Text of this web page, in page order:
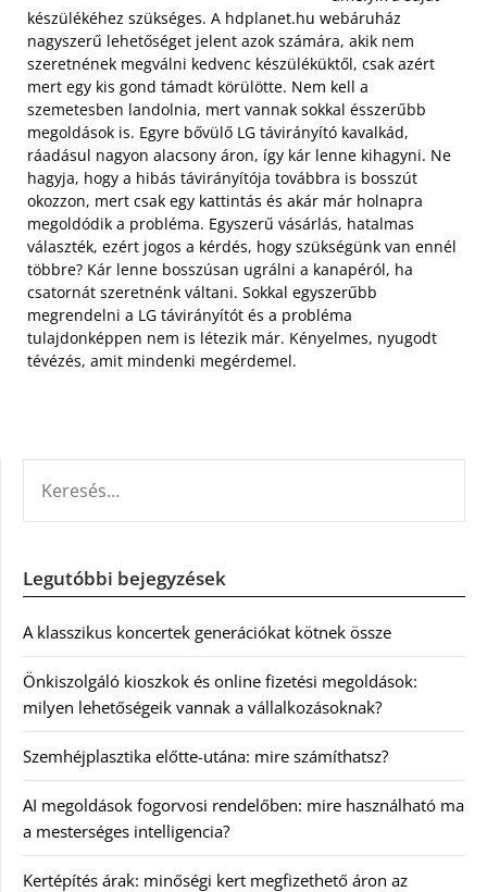
készülékéhez szükséges. A hdplanet.hu webáruház
nagyszerű lehetőséget jelent azok számára, akik nem
szeretnének megválni kedvenc készüléküktől, csak azért
mert egy kis gond támadt körülötte. Nem kell a
szemetesben landolnia, mert vannak sokkal ésszerűbb
megoldások is. Egyre bővülő LG távirányító kavalkád,
ráadásul nagyon alacsony áron, így kár lenne kihagyni. Ne
hagyja, hogy a hibás távirányítója továbbra is bosszút
okozzon, mert csak egy kattintás és akár már holnapra
megoldódik a probléma. Egyszerű vásárlás, hatalmas
választék, ezért jogos a kérdés, hogy szükségünk van ennél
többre? Kár lenne bosszúsan ugrálni a kanapéról, ha
csatornát szeretnénk váltani. Sokkal egyszerűbb
megrendelni a LG távirányítót és a probléma
tulajdonképpen nem is létezik már. Kényelmes, nyugodt
tévézés, amit mindenki megérdemel.
Legutóbbi bejegyzések
A klasszikus koncertek generációkat kötnek össze
Önkiszolgáló kioszkok és online fizetési megoldások:
milyen lehetőségeik vannak a vállalkozásoknak?
Szemhéjplasztika előtte-utána: mire számíthatsz?
AI megoldások fogorvosi rendelőben: mire használható ma
a mesterséges intelligencia?
Kertépítés árak: minőségi kert megfizethető áron az